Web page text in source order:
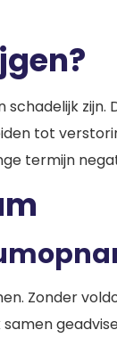
tot
termijn
Zonder